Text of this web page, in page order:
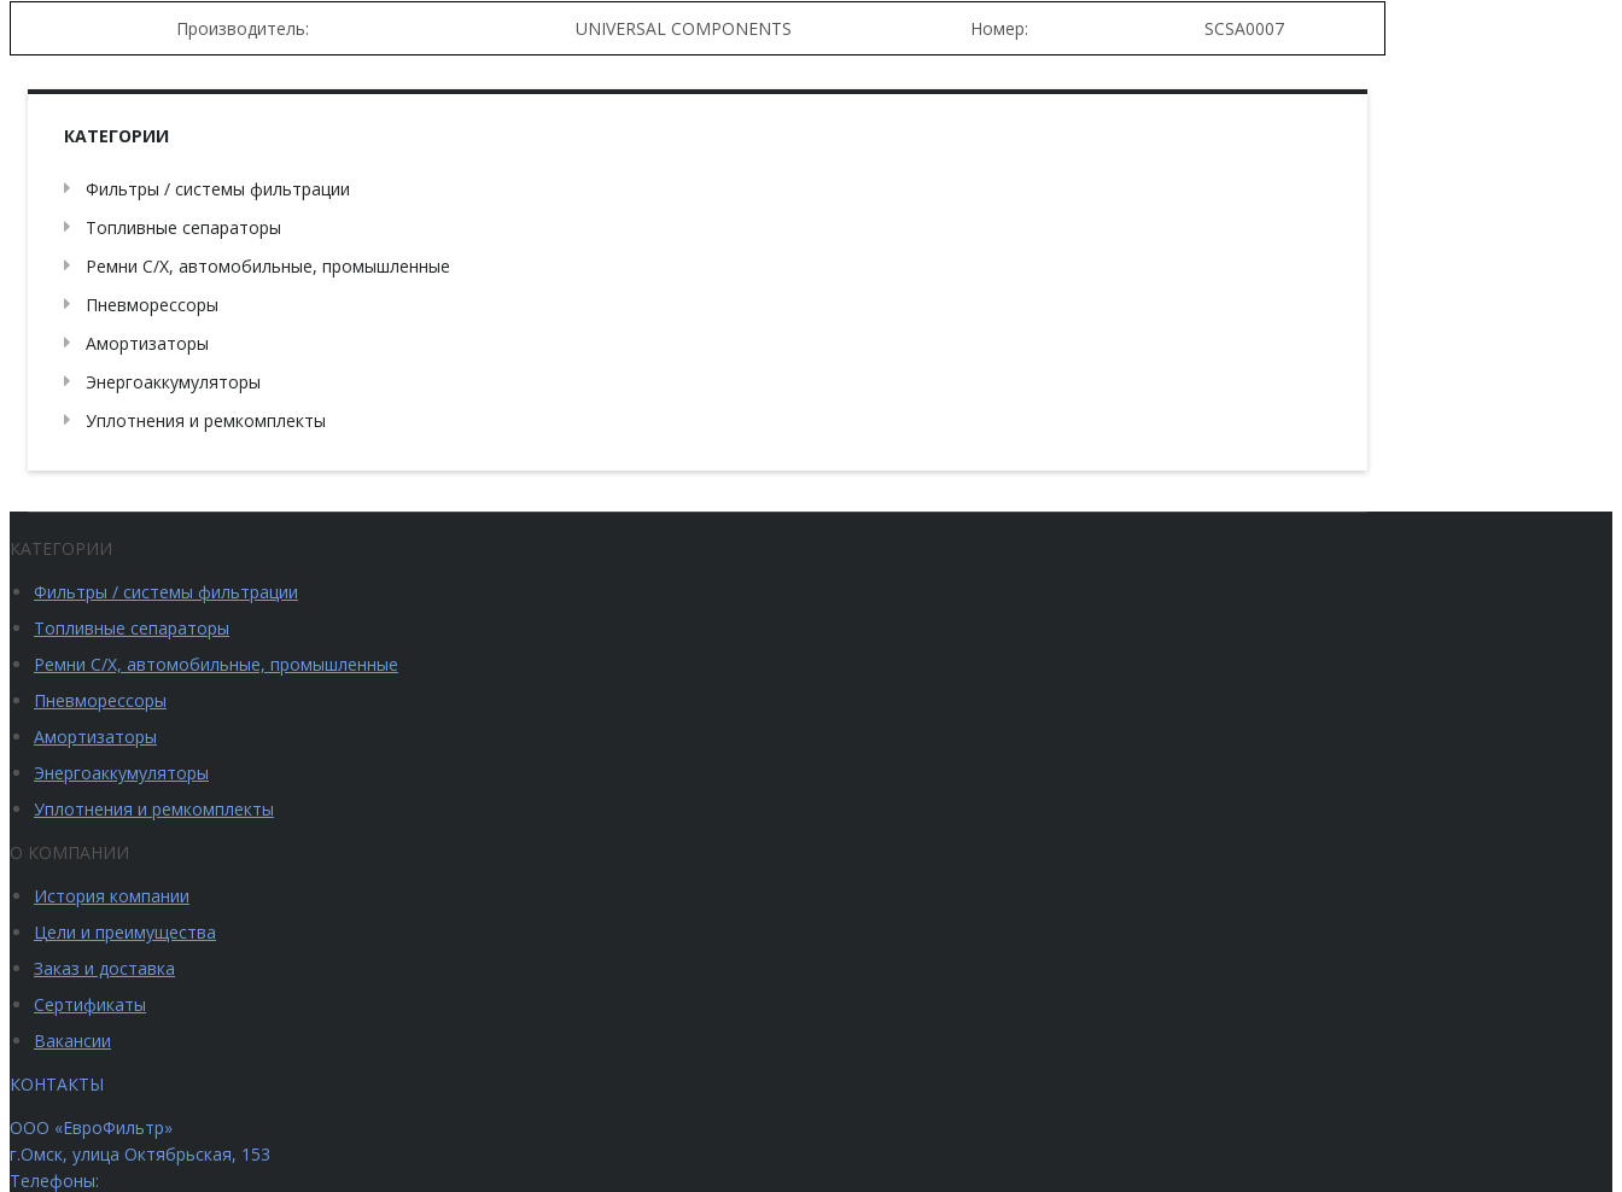
Производитель: UNIVERSAL COMPONENTS Номер: SCSA0007
КАТЕГОРИИ
Фильтры / системы фильтрации
Топливные сепараторы
Ремни С/Х, автомобильные, промышленные
Пневморессоры
Амортизаторы
Энергоаккумуляторы
Уплотнения и ремкомплекты
КАТЕГОРИИ
Фильтры / системы фильтрации
Топливные сепараторы
Ремни С/Х, автомобильные, промышленные
Пневморессоры
Амортизаторы
Энергоаккумуляторы
Уплотнения и ремкомплекты
О КОМПАНИИ
История компании
Цели и преимущества
Заказ и доставка
Сертификаты
Вакансии
КОНТАКТЫ
ООО «ЕвроФильтр»
г.Омск, улица Октябрьская, 153
Телефоны: